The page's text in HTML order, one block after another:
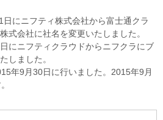
にニフティ株式会社から富士通クラ
式会社に社名を変更いたしました。
にニフティクラウドからニフクラにブ
しました。
年9月30日に行いました。2015年9月